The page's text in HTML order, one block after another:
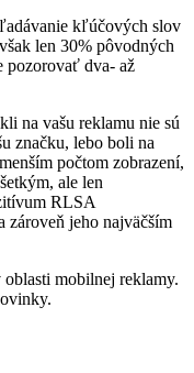
kľúčových slov
len 30% pôvodných
pozorovať dva- až
na vašu reklamu nie sú
značku, lebo boli na
počtom zobrazení,
ale len
RLSA
zároveň jeho najväčším
oblasti mobilnej reklamy.